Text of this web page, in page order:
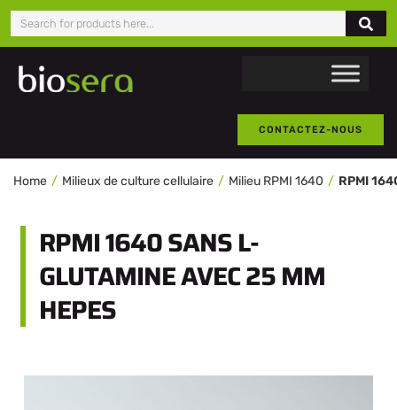
CONTACTEZ-NOUS
Home Milieux de culture cellulaire Milieu RPMI 1640
RPMI 1640 SANS L-
GLUTAMINE AVEC 25 MM
HEPES